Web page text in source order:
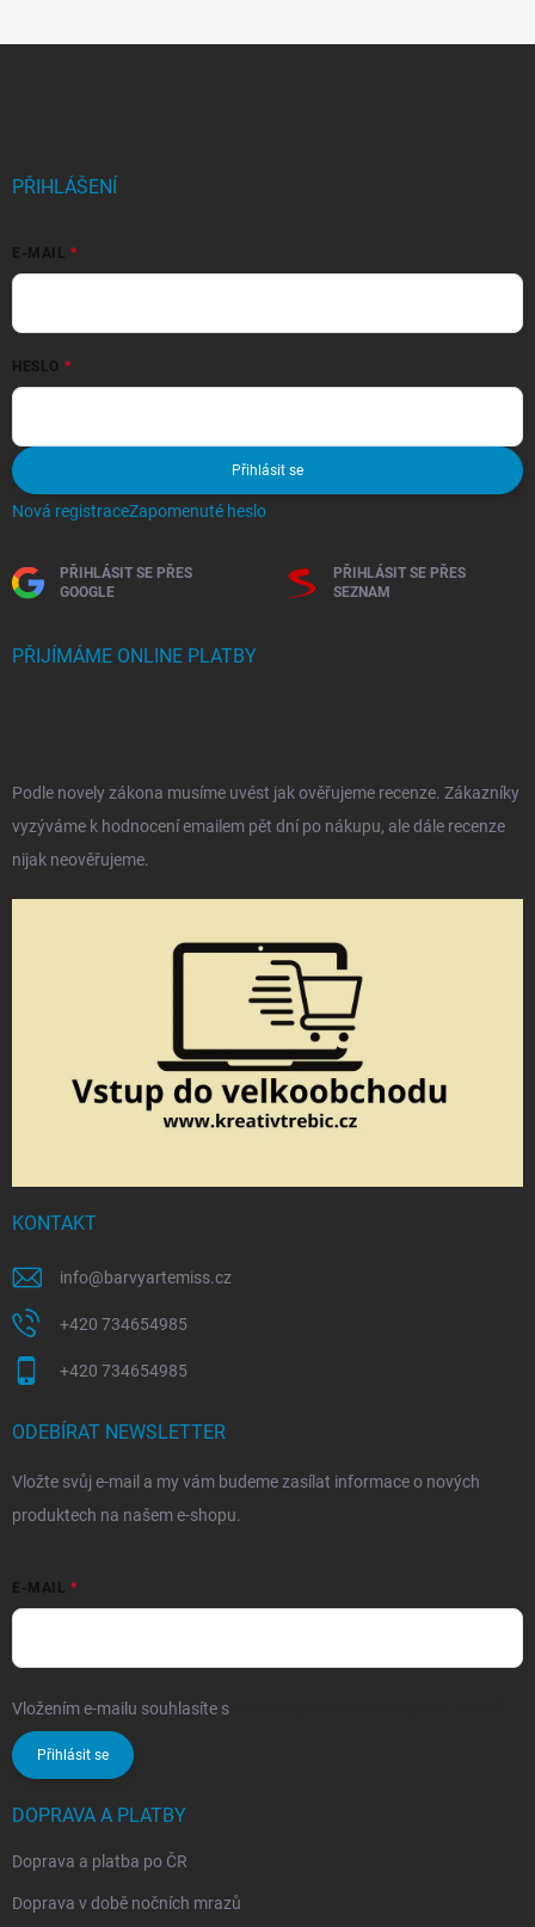
PŘIHLÁŠENÍ
E-MAIL
HESLO
Přihlásit se
Nová registraceZapomenuté heslo
PŘIHLÁSIT SE PŘES
GOOGLE
PŘIHLÁSIT SE PŘES
SEZNAM
PŘIJÍMÁME ONLINE PLATBY
Podle novely zákona musíme uvést jak ověřujeme recenze. Zákazníky
vyzýváme k hodnocení emailem pět dní po nákupu, ale dále recenze
nijak neověřujeme.
KONTAKT
info@barvyartemiss.cz
+420 734654985
+420 734654985
ODEBÍRAT NEWSLETTER
Vložte svůj e-mail a my vám budeme zasílat informace o nových
produktech na našem e-shopu.
E-MAIL
Vložením e-mailu souhlasíte s
Přihlásit se
DOPRAVA A PLATBY
Doprava a platba po ČR
Doprava v době nočních mrazů